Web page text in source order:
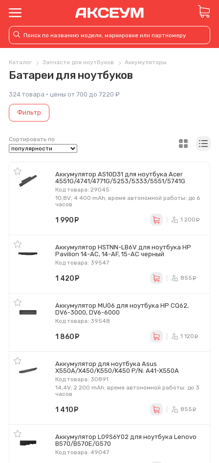
Каталог Запчасти для ноутбуков Аккумуляторы
Батареи для ноутбуков
324 товара · цены от 700 до 7220 ₽
Фильтр
Сортировать по
Аккумулятор AS10D31 для ноутбука Acer
4551G/4741/4771G/5253/5333/5551/5741G
Код товара: 29045
10,8V; 4 400 mAh; время автономной работы: до 6
часов
1 990 1 200
Аккумулятор HSTNN-LB6V для ноутбука HP
Pavilion 14-AC, 14-AF, 15-AC черный
Код товара: 39547
1 420 855
Аккумулятор MU06 для ноутбука HP CQ62,
DV6-3000, DV6-6000
Код товара: 39548
1 860 1 120
Аккумулятор для ноутбука Asus
X550A/X450/K550/K450 P/N: A41-X550A
Код товара: 30891
14,4V; 2 200 mAh; время автономной работы: до 3
часов
1 410 855
Аккумулятор L09S6Y02 для ноутбука Lenovo
B570/B570E/G570
Код товара: 49047